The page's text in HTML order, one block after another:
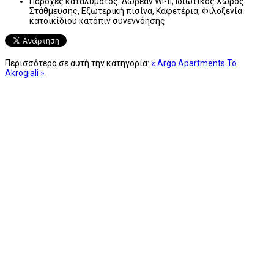
Στάθμευσης, Εξωτερική πισίνα, Καφετέρια, Φιλοξενία
κατοικίδιου κατόπιν συνεννόησης
Περισσότερα σε αυτή την κατηγορία: « Argo Apartments To
Akrogiali »